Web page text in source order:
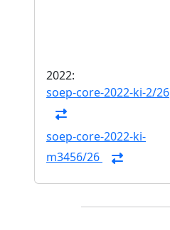
2022:
soep-core-2022-ki-2/26
soep-core-2022-ki-
m3456/26